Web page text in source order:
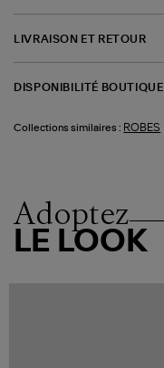
LIVRAISON ET RETOUR
DISPONIBILITÉ BOUTIQUE
Collections similaires : ROBES
Adoptez
LE LOOK